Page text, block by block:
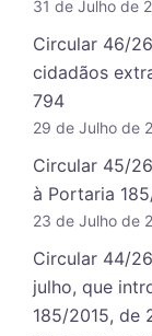
31 de Julho de
Circular 46/
cidadãos
794
29 de Julho de
Circular 45/
à Portaria
23 de Julho de
Circular 44/
julho, que
185/2015, de